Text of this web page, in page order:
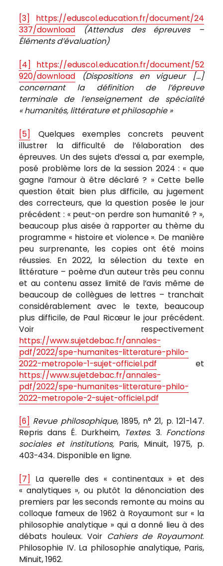
[3]
https://eduscol.education.fr/document/24
337/download
(Attendus des épreuves –
Éléments d’évaluation)
[4]
https://eduscol.education.fr/document/52
920/download
(Dispositions en vigueur […]
concernant la définition de l’épreuve
terminale de l’enseignement de spécialité
« humanités, littérature et philosophie »
[5]
Quelques exemples concrets peuvent
illustrer la difficulté de l’élaboration des
épreuves. Un des sujets d’essai a, par exemple,
posé problème lors de la session 2024 : « que
gagne l’amour à être déclaré ? » Cette belle
question était bien plus difficile, au jugement
des correcteurs, que la question posée le jour
précédent : « peut-on perdre son humanité ? »,
beaucoup plus aisée à rapporter au thème du
programme « histoire et violence ». De manière
peu surprenante, les copies ont été moins
réussies. En 2022, la sélection du texte en
littérature – poème d’un auteur très peu connu
et au contenu assez limité de l’avis même de
beaucoup de collègues de lettres – tranchait
considérablement avec le texte, beaucoup
plus difficile, de Paul Ricœur le jour précédent.
Voir respectivement
https://www.sujetdebac.fr/annales-
pdf/2022/spe-humanites-litterature-philo-
2022-metropole-1-sujet-officiel.pdf et
https://www.sujetdebac.fr/annales-
pdf/2022/spe-humanites-litterature-philo-
2022-metropole-2-sujet-officiel.pdf
[6] Revue philosophique, 1895, n° 21, p. 121-147.
Repris dans É. Durkheim, Textes. 3. Fonctions
sociales et institutions,Paris, Minuit, 1975, p.
403-434. Disponible en ligne.
[7]
La querelle des « continentaux » et des
« analytiques », ou plutôt la dénonciation des
premiers par les seconds remonte au moins au
colloque fameux de 1962 à Royaumont sur « la
philosophie analytique » qui a donné lieu à des
débats houleux. Voir Cahiers de Royaumont.
Philosophie IV. La philosophie analytique, Paris,
Minuit, 1962.